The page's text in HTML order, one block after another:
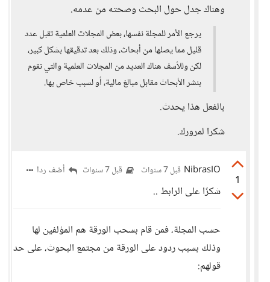
of 2019-nCoV remains
insertions in...
وهناك جدل حول البحث وصحته من عدمه.
يرجع الأمر للمجلة نفسها، بعض المجلات العلمية تقبل عدد
قليل مما يصلها من أبحاث، وذلك بعد تدقيقها بشكل كبير،
لكن وللأسف هناك العديد من المجلات العلمية والتي تقوم
بنشر الأبحاث مقابل مبالغ مالية، أو لسبب خاص بها.
بالفعل هذا يحدث.
شكرا لمرورك.
1
NibrasIO قبل 7 سنوات قبل 7 سنوات أضف ردا
شكرًا على الرابط ..
حسب المجلة، فمن قام بسحب الورقة هم المؤلفين لها
وذلك بسبب ردود على الورقة من مجتمع البحوث، على حد
قولهم: